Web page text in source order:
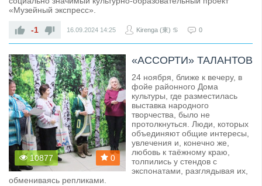
«Музейный экспресс».
-1 16.09.2024 14:25 Kirenga (東) ♋ 0
10877 0
«АССОРТИ» ТАЛАНТОВ
24 ноября, ближе к вечеру, в
фойе районного Дома
культуры, где разместилась
выставка народного
творчества, было не
протолкнуться. Люди, которых
объединяют общие интересы,
увлечения и, конечно же,
любовь к таёжному краю,
толпились у стендов с
экспонатами, разглядывая их,
обмениваясь репликами.